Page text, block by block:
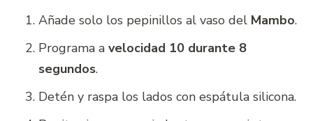
Añade solo los pepinillos al vaso del Mambo.
Programa a velocidad 10 durante 8
segundos.
Detén y raspa los lados con espátula silicona.